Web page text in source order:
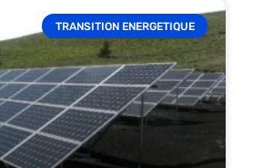
TRANSITION ENERGETIQUE